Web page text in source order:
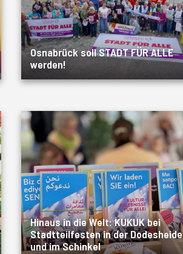
Osnabrück soll STADT FÜR ALLE
werden!
Hinaus in die Welt: KUKUK bei
Stadtteilfesten in der Dodesheide
und im Schinkel